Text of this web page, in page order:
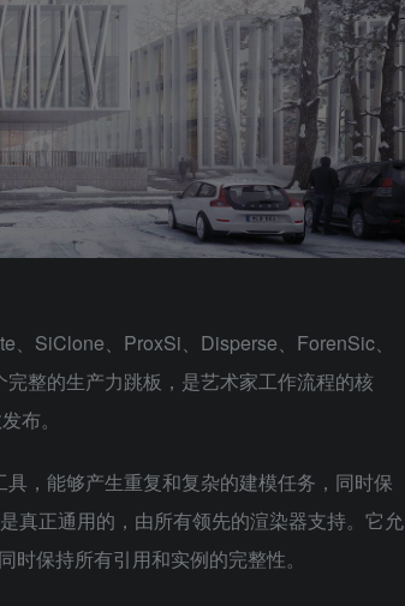
SiClone、ProxSi、Disperse、ForenSic、
整的生产力跳板，是艺术家工作流程的核
布。
，能够产生重复和复杂的建模任务，同时保
真正通用的，由所有领先的渲染器支持。它允
保持所有引用和实例的完整性。